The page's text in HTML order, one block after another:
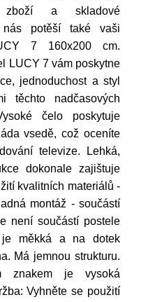
zboží a skladové
potěší také vaši
7 160x200 cm.
LUCY 7 vám poskytne
jednoduchost a styl
těchto nadčasových
čelo poskytuje
vsedě, což oceníte
televize. Lehká,
dokonale zajištuje
kvalitních materiálů -
montáž - součástí
není součástí postele
je měkká a na dotek
Má jemnou strukturu.
znakem je vysoká
Vyhněte se použití